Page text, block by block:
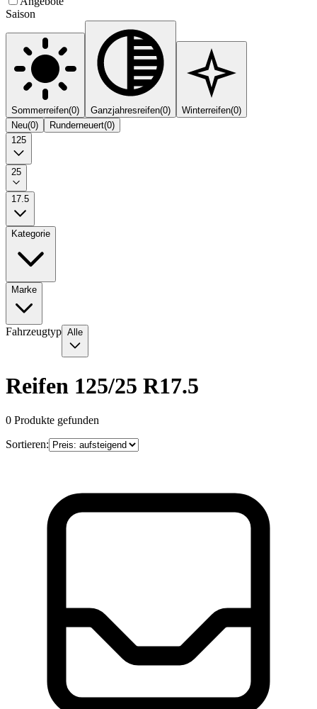
Saison
Sommerreifen(0) Ganzjahresreifen(0) Winterreifen(0)
Neu(0) Runderneuert(0)
125
25
17.5
Kategorie
Marke
Fahrzeugtyp Alle
Reifen 125/25 R17.5
0 Produkte gefunden
Sortieren: